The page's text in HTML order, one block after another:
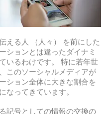
える人 （人々） を前にした
ションとは違ったダイナミ
いるわけです。 特に若年世
このソーシャルメディアが
ション全体に大きな割合を
なってきています。
記号としての情報の交換の